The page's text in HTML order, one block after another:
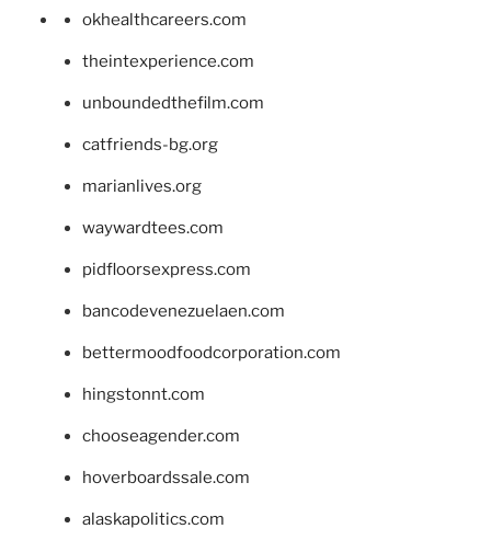
okhealthcareers.com
theintexperience.com
unboundedthefilm.com
catfriends-bg.org
marianlives.org
waywardtees.com
pidfloorsexpress.com
bancodevenezuelaen.com
bettermoodfoodcorporation.com
hingstonnt.com
chooseagender.com
hoverboardssale.com
alaskapolitics.com